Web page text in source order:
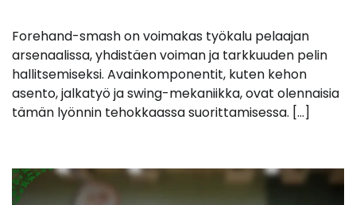
Forehand-smash on voimakas työkalu pelaajan
arsenaalissa, yhdistäen voiman ja tarkkuuden pelin
hallitsemiseksi. Avainkomponentit, kuten kehon
asento, jalkatyö ja swing-mekaniikka, ovat olennaisia
tämän lyönnin tehokkaassa suorittamisessa. […]